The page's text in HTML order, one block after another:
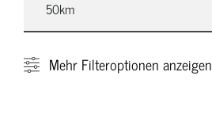
Mehr Filteroptionen anzeigen